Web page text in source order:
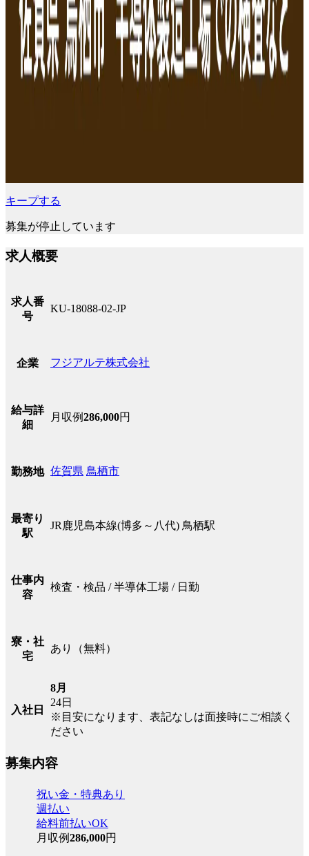
キープする
募集が停止しています
求人概要
求人番
号
KU-18088-02-JP
企業 フジアルテ株式会社
給与詳
細
月収例286,000円
勤務地 佐賀県 鳥栖市
最寄り
駅
JR鹿児島本線(博多～八代) 鳥栖駅
仕事内
容
検査・検品 / 半導体工場 / 日勤
寮・社
宅
あり（無料）
入社日
8月
24日
※目安になります、表記なしは面接時にご相談く
ださい
募集内容
祝い金・特典あり
週払い
給料前払いOK
月収例286,000円